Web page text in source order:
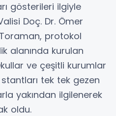
gösterileri ilgiyle
Doç. Dr. Ömer
protokol
alanında kurulan
ve çeşitli kurumlar
tek tek gezen
yakından ilgilenerek
oldu.